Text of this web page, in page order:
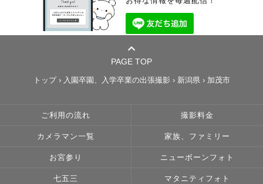
PAGE TOP
トップ› 入園卒園、入学卒業の出張撮影 › 新潟県› 加茂市
ご利用の流れ 撮影料金
カメラマン一覧 家族、ファミリー
お宮参り ニューボーンフォト
七五三 マタニティフォト